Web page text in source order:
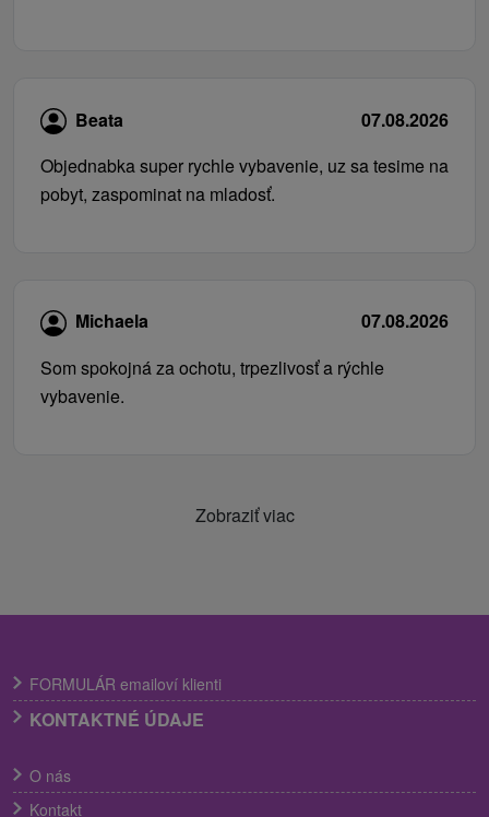
Beata
07.08.2026
Objednabka super rychle vybavenie, uz sa tesime na
pobyt, zaspominat na mladosť.
Michaela
07.08.2026
Som spokojná za ochotu, trpezlivosť a rýchle
vybavenie.
Zobraziť viac
FORMULÁR emailoví klienti
KONTAKTNÉ ÚDAJE
O nás
Kontakt